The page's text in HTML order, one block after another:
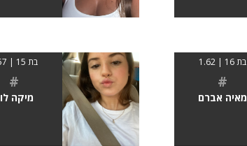
בת 16 | 1.62
#
מאיה אברם
בת 15 | 1.57
#
מיקה